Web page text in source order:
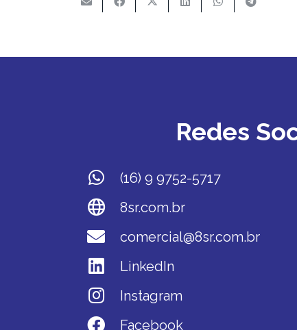
Redes
(16) 9 9752-5717
8sr.com.br
comercial@8sr.com.br
LinkedIn
Instagram
Facebook